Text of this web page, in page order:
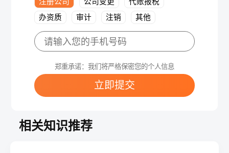
办资质
审计 注销 其他
郑重承诺：我们将严格保密您的个人信息
立即提交
相关知识推荐